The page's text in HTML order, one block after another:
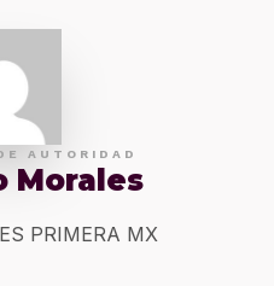
AUTORIDAD
Morales
PRIMERA MX